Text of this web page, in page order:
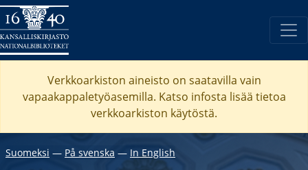
Verkkoarkiston aineisto on saatavilla vain
vapaakappaletyöasemilla. Katso infosta lisää tietoa
verkkoarkiston käytöstä.
Suomeksi ― På svenska ― In English